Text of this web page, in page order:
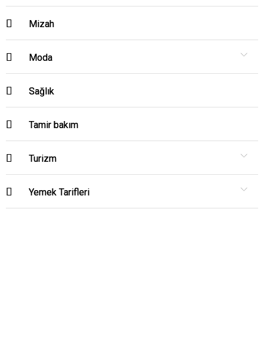
Mizah
Moda
Sağlık
Tamir bakım
Turizm
Yemek Tarifleri